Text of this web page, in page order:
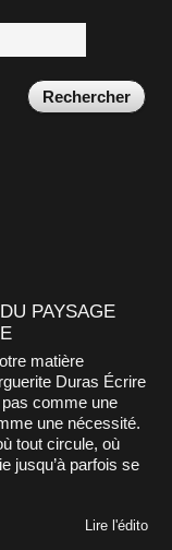
PAYSAGE
matière
Duras Écrire
comme une
une nécessité.
tout circule, où
jusqu’à parfois se
Lire l'édito